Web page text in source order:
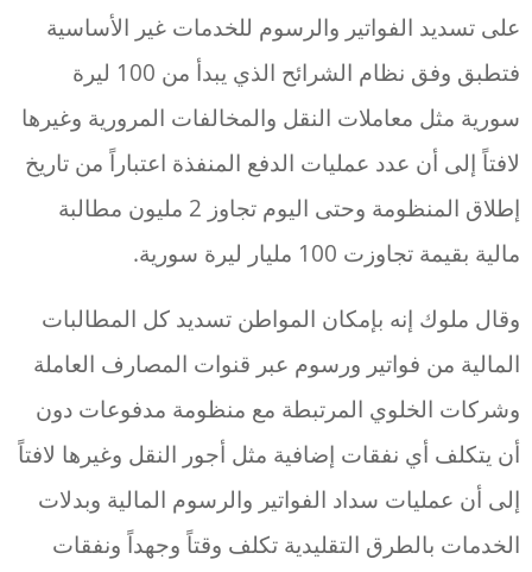
على تسديد الفواتير والرسوم للخدمات غير الأساسية
فتطبق وفق نظام الشرائح الذي يبدأ من 100 ليرة
سورية مثل معاملات النقل والمخالفات المرورية وغيرها
لافتاً إلى أن عدد عمليات الدفع المنفذة اعتباراً من تاريخ
إطلاق المنظومة وحتى اليوم تجاوز 2 مليون مطالبة
مالية بقيمة تجاوزت 100 مليار ليرة سورية.
وقال ملوك إنه بإمكان المواطن تسديد كل المطالبات
المالية من فواتير ورسوم عبر قنوات المصارف العاملة
وشركات الخلوي المرتبطة مع منظومة مدفوعات دون
أن يتكلف أي نفقات إضافية مثل أجور النقل وغيرها لافتاً
إلى أن عمليات سداد الفواتير والرسوم المالية وبدلات
الخدمات بالطرق التقليدية تكلف وقتاً وجهداً ونفقات